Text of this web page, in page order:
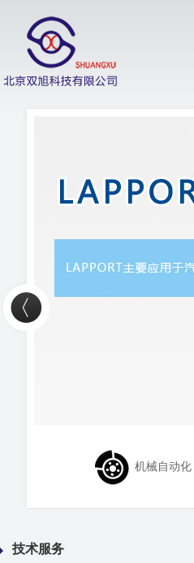
机械自动化
技术服务